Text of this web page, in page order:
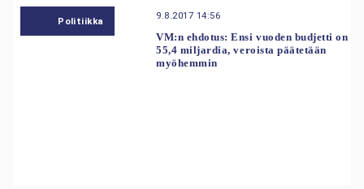
Politiikka 9.8.2017 14:56
VM:n ehdotus: Ensi vuoden budjetti on
55,4 miljardia, veroista päätetään
myöhemmin